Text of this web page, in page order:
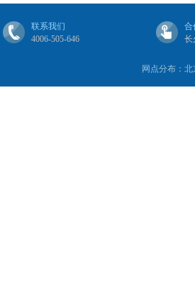
联系我们
4006-505-646
合
长
网点分布：北